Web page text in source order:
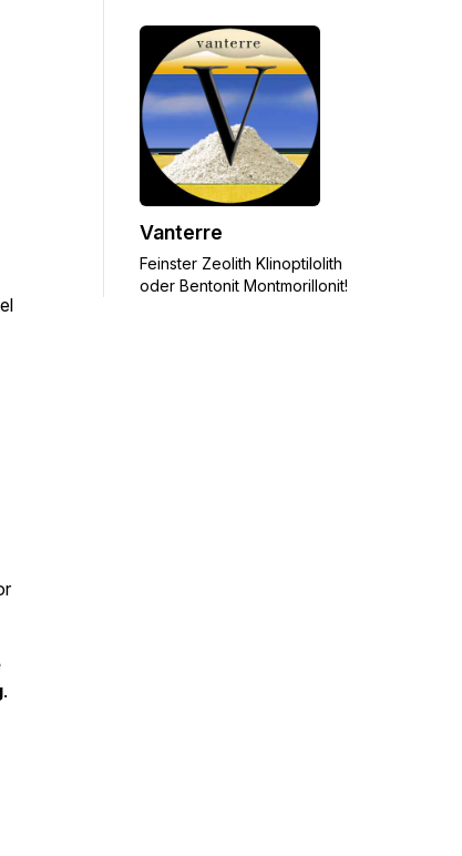
.
Vanterre
Feinster Zeolith Klinoptilolith
oder Bentonit Montmorillonit!